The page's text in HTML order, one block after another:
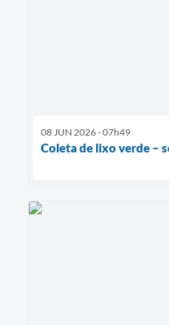
08 JUN 2026 - 07h49
Coleta de lixo verde –